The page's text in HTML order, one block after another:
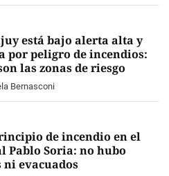
está bajo alerta alta y
por peligro de incendios:
las zonas de riesgo
Bernasconi
de incendio en el
Pablo Soria: no hubo
ni evacuados